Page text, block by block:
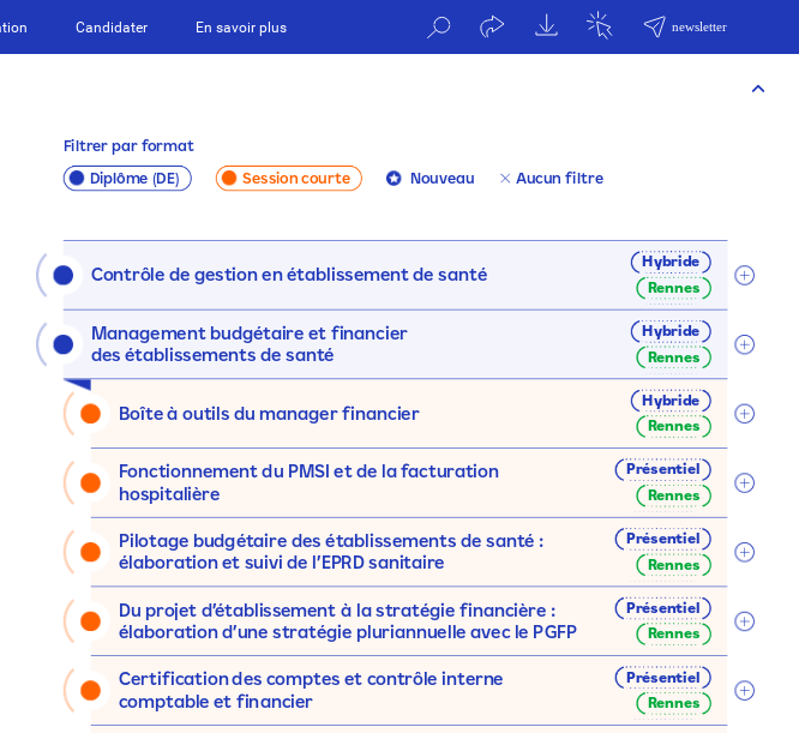
Candidater En savoir plus
Boîte à outils du manager financier
Fonctionnement du PMSI et de la facturation
hospitalière
Pilotage budgétaire des établissements de santé :
élaboration et suivi de l’EPRD sanitaire
Du projet d’établissement à la stratégie financière :
élaboration d’une stratégie pluriannuelle avec le PGFP
Certificationdes comptes et contrôle interne
comptable et financier
Contrôle de gestion en établissement de santé
Management budgétaire et financier
des établissements de santé
Session courte Aucun filtre
Diplôme (DE) Nouveau
Rennes
Hybride
Rennes
Hybride
Rennes
Hybride
Présentiel
Rennes
Présentiel
Rennes
Présentiel
Rennes
Présentiel
Rennes
Filtrer par format